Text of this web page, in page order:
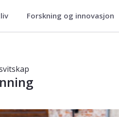
Forskning og innovasjon